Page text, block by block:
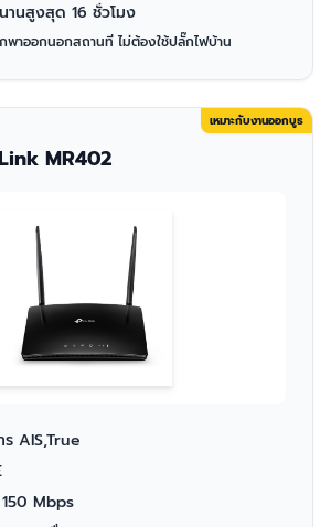
านสูงสุด 16 ชั่วโมง
กพาออกนอกสถานที่ ไม่ต้องใช้ปลั๊กไฟบ้าน
เหมาะกับงานออกบูธ
MR402
ร AIS,True
Mbps